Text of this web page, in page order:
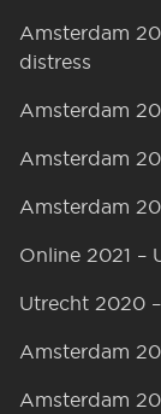
Amsterdam
distress
Amsterdam
Amsterdam
Amsterdam
Online 2021 –
Utrecht 2020
Amsterdam
Amsterdam